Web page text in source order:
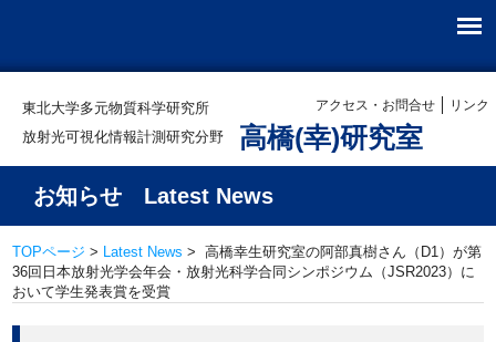
東北大学多元物質科学研究所
放射光可視化情報計測研究分野
高橋(幸)研究室
アクセス・お問合せ リンク
お知らせ Latest News
TOPページ > Latest News > 高橋幸生研究室の阿部真樹さん（D1）が第
36回日本放射光学会年会・放射光科学合同シンポジウム（JSR2023）に
おいて学生発表賞を受賞